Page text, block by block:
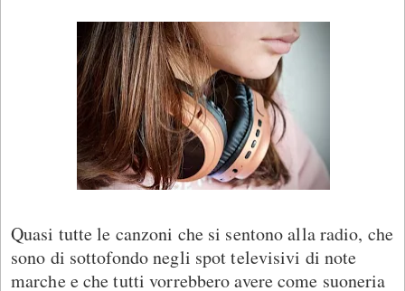
Quasi tutte le canzoni che si sentono alla radio, che
sono di sottofondo negli spot televisivi di note
marche e che tutti vorrebbero avere come suoneria